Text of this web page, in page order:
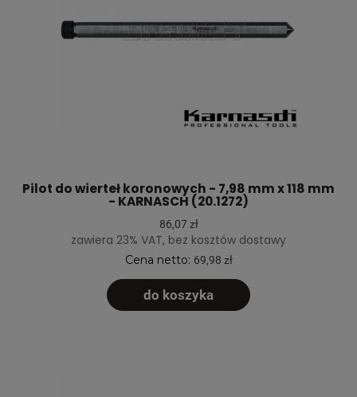
Pilot do wierteł koronowych - 7,98 mm x 118 mm
- KARNASCH (20.1272)
86,07 zł
zawiera 23% VAT, bez kosztów dostawy
Cena netto: 69,98 zł
do koszyka